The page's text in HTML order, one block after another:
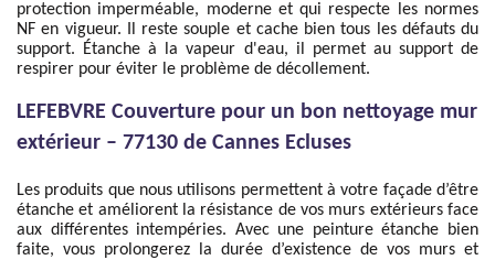
protection imperméable, moderne et qui respecte les normes
NF en vigueur. Il reste souple et cache bien tous les défauts du
support. Étanche à la vapeur d'eau, il permet au support de
respirer pour éviter le problème de décollement.
LEFEBVRE Couverture pour un bon nettoyage mur
extérieur – 77130 de Cannes Ecluses
Les produits que nous utilisons permettent à votre façade d’être
étanche et améliorent la résistance de vos murs extérieurs face
aux différentes intempéries. Avec une peinture étanche bien
faite, vous prolongerez la durée d’existence de vos murs et